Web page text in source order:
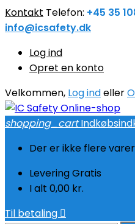
Kontakt Telefon: +45 35
info@icsafety.dk
Log ind
Opret en konto
Velkommen, Log indeller
shopping_cart
Der er ikke flere
LeveringGratis
I alt 0,00 kr.
Til betaling 